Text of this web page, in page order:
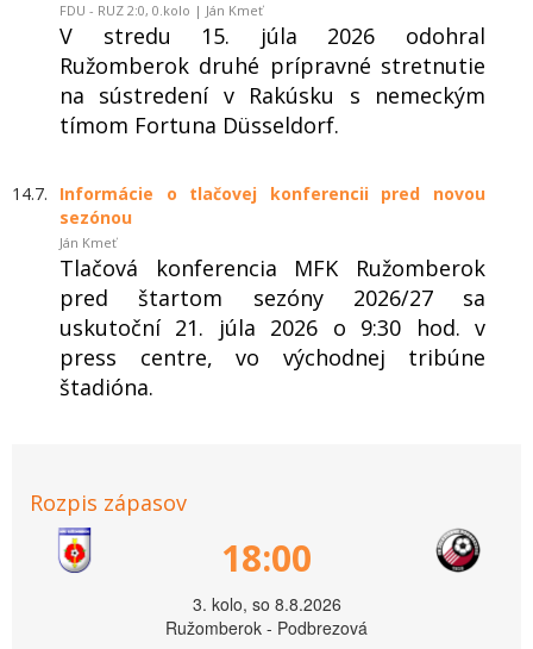
FDU - RUZ 2:0, 0.kolo | Ján Kmeť
V stredu 15. júla 2026 odohral
Ružomberok druhé prípravné stretnutie
na sústredení v Rakúsku s nemeckým
tímom Fortuna Düsseldorf.
14.7.
Informácie o tlačovej konferencii pred novou
sezónou
Ján Kmeť
Tlačová konferencia MFK Ružomberok
pred štartom sezóny 2026/27 sa
uskutoční 21. júla 2026 o 9:30 hod. v
press centre, vo východnej tribúne
štadióna.
Rozpis zápasov
18:00
3. kolo, so 8.8.2026
Ružomberok - Podbrezová